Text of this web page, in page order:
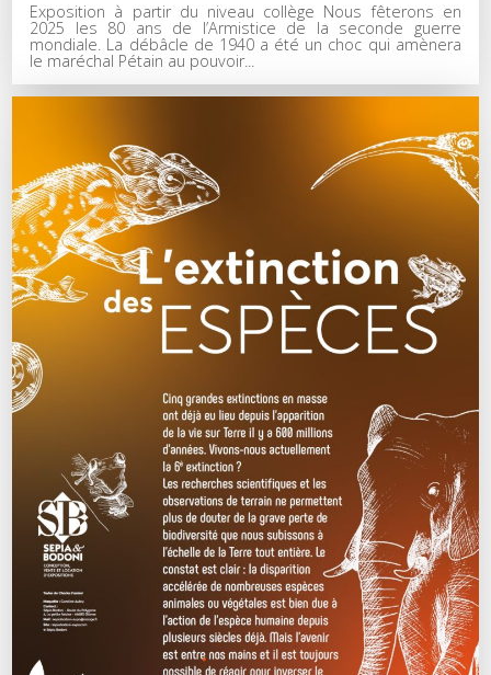
Exposition à partir du niveau collège Nous fêterons en
2025 les 80 ans de l’Armistice de la seconde guerre
mondiale. La débâcle de 1940 a été un choc qui amènera
le maréchal Pétain au pouvoir...